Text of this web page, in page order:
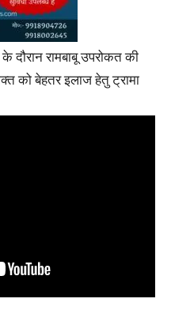
दौरान रामबाबू उपरोकत की
को बेहतर इलाज हेतु ट्रामा